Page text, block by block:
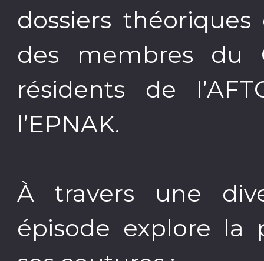
dossiers
des membres du
résidents de
l’EPNAK.
À travers une
épisode explore la